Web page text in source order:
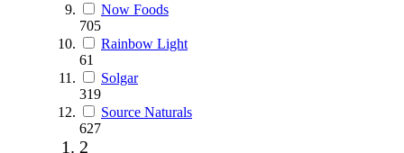
Now Foods
705
Rainbow Light
61
Solgar
319
Source Naturals
627
2